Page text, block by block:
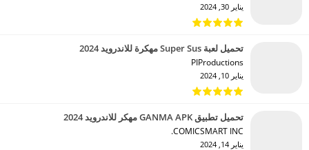
يناير 30, 2024
تحميل لعبة Super Sus مهكرة للاندرويد 2024
PIProductions‏
يناير 10, 2024
تحميل تطبيق GANMA APK مهكر للاندرويد 2024
COMICSMART INC.‏
يناير 14, 2024